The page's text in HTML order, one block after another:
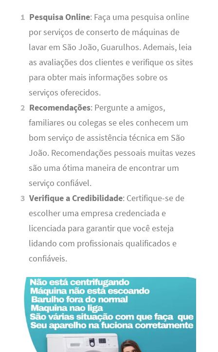
Pesquisa Online: Faça uma pesquisa online
por serviços de conserto de máquinas de
lavar em São João, Guarulhos. Ademais, leia
as avaliações dos clientes e verifique os sites
para obter mais informações sobre os
serviços oferecidos.
Recomendações: Pergunte a amigos,
familiares ou colegas se eles conhecem um
bom serviço de assistência técnica em São
João. Recomendações pessoais muitas vezes
são uma ótima maneira de encontrar um
serviço confiável.
Verifique a Credibilidade: Certifique-se de
escolher uma empresa credenciada e
licenciada para garantir que você esteja
lidando com profissionais qualificados e
confiáveis.